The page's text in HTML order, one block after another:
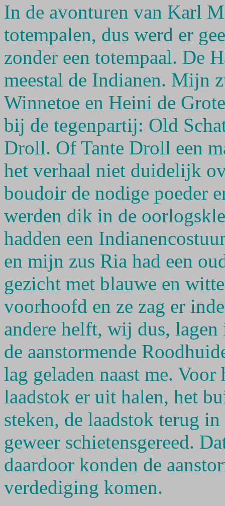
In de avonturen van Karl
totempalen, dus werd er
zonder een totempaal. De
meestal de Indianen. Mijn
Winnetoe en Heini de
bij de tegenpartij: Old
Droll. Of Tante Droll een
het verhaal niet duidelijk
boudoir de nodige poeder
werden dik in de
hadden een
en mijn zus Ria had een
gezicht met blauwe en
voorhoofd en ze zag er
andere helft, wij dus,
de aanstormende
lag geladen naast me.
laadstok er uit halen, het
steken, de laadstok terug
geweer schietensgereed.
daardoor konden de
verdediging komen.